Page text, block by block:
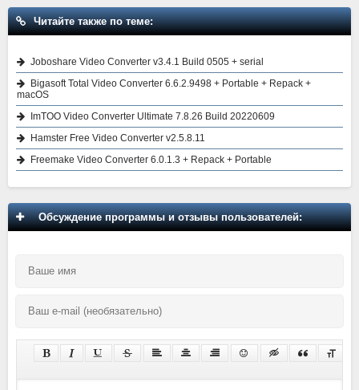
Читайте также по теме:
Joboshare Video Converter v3.4.1 Build 0505 + serial
Bigasoft Total Video Converter 6.6.2.9498 + Portable + Repack +
macOS
ImTOO Video Converter Ultimate 7.8.26 Build 20220609
Hamster Free Video Converter v2.5.8.11
Freemake Video Converter 6.0.1.3 + Repack + Portable
Обсуждение программы и отзывы пользователей: